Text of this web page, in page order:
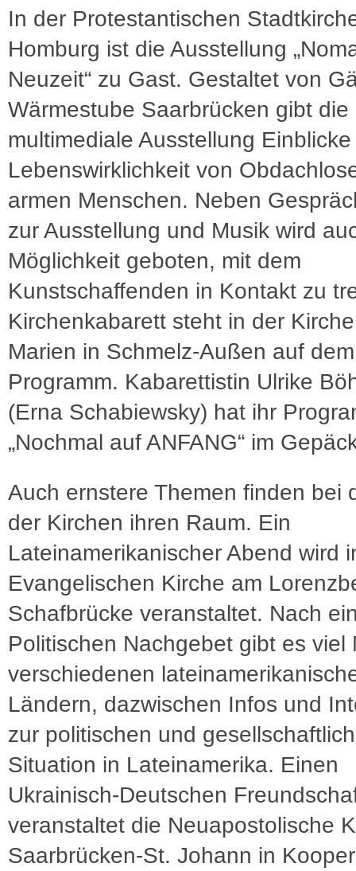
In der Protestantischen
Homburg ist die Ausstellung
Neuzeit“ zu Gast. Gestaltet von
Wärmestube Saarbrücken gibt die
multimediale Ausstellung
Lebenswirklichkeit von
armen Menschen. Neben
zur Ausstellung und Musik wird
Möglichkeit geboten, mit dem
Kunstschaffenden in Kontakt zu
Kirchenkabarett steht in der
Marien in Schmelz-Außen auf dem
Programm. Kabarettistin Ulrike
(Erna Schabiewsky) hat ihr
„Nochmal auf ANFANG“ im
Auch ernstere Themen finden bei
der Kirchen ihren Raum. Ein
Lateinamerikanischer Abend wird
Evangelischen Kirche am
Schafbrücke veranstaltet. Nach
Politischen Nachgebet gibt es viel
verschiedenen
Ländern, dazwischen Infos und
zur politischen und
Situation in Lateinamerika. Einen
Ukrainisch-Deutschen
veranstaltet die Neuapostolische
Saarbrücken-St. Johann in